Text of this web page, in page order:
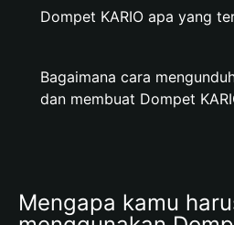
Dompet KARIO apa yang
Bagaimana cara
dan membuat Dompet
Mengapa kamu